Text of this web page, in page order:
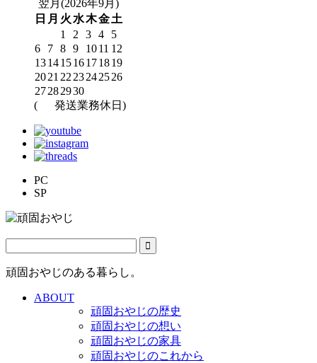
翌月(2026年9月)
日 月 火 水木金土
1
2 3 4
5
6
7 8 9 1011 12
13141516171819
2021 22 23242526
27282930
(
発送業務休日)
PC
SP
頑固おやじのある暮らし。
ABOUT
頑固おやじの歴史
頑固おやじの想い
頑固おやじの家具
頑固おやじのこれから